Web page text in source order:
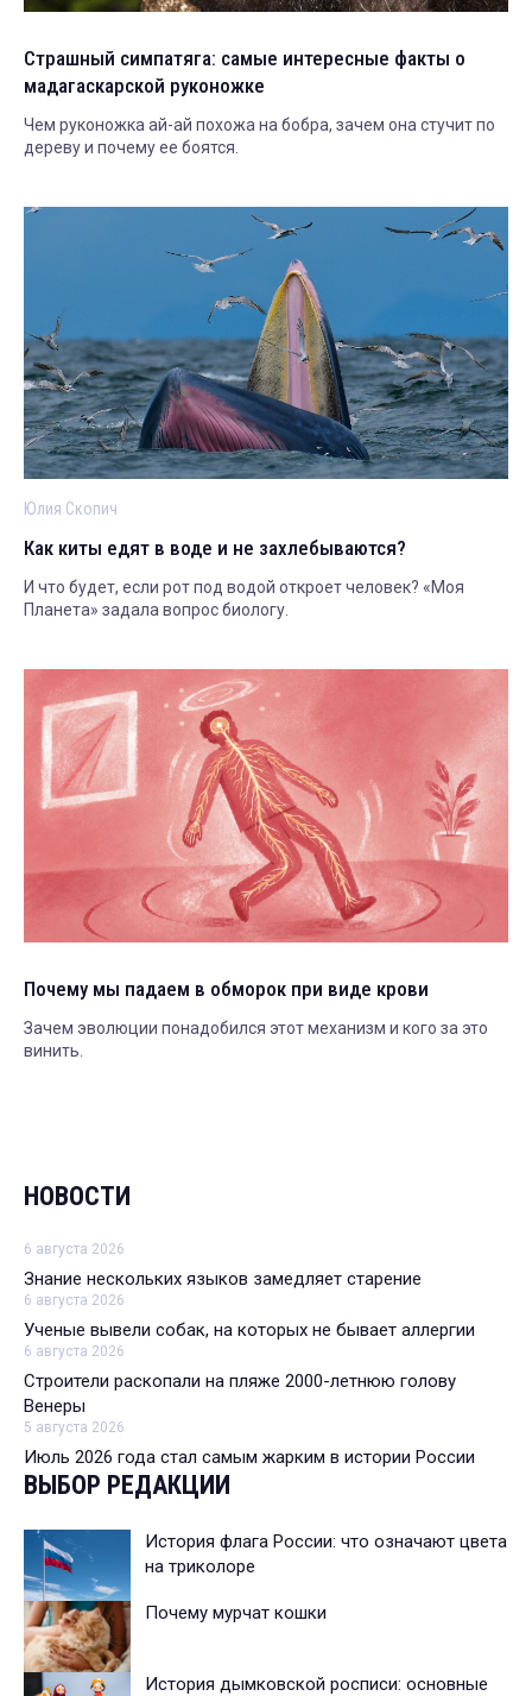
Страшный симпатяга: самые интересные факты о
мадагаскарской руконожке
Чем руконожка ай-ай похожа на бобра, зачем она стучит по
дереву и почему ее боятся.
Юлия Скопич
Как киты едят в воде и не захлебываются?
И что будет, если рот под водой откроет человек? «Моя
Планета» задала вопрос биологу.
Почему мы падаем в обморок при виде крови
Зачем эволюции понадобился этот механизм и кого за это
винить.
НОВОСТИ
6 августа 2026
Знание нескольких языков замедляет старение
6 августа 2026
Ученые вывели собак, на которых не бывает аллергии
6 августа 2026
Строители раскопали на пляже 2000-летнюю голову
Венеры
5 августа 2026
Июль 2026 года стал самым жарким в истории России
ВЫБОР РЕДАКЦИИ
История флага России: что означают цвета
на триколоре
Почему мурчат кошки
История дымковской росписи: основные